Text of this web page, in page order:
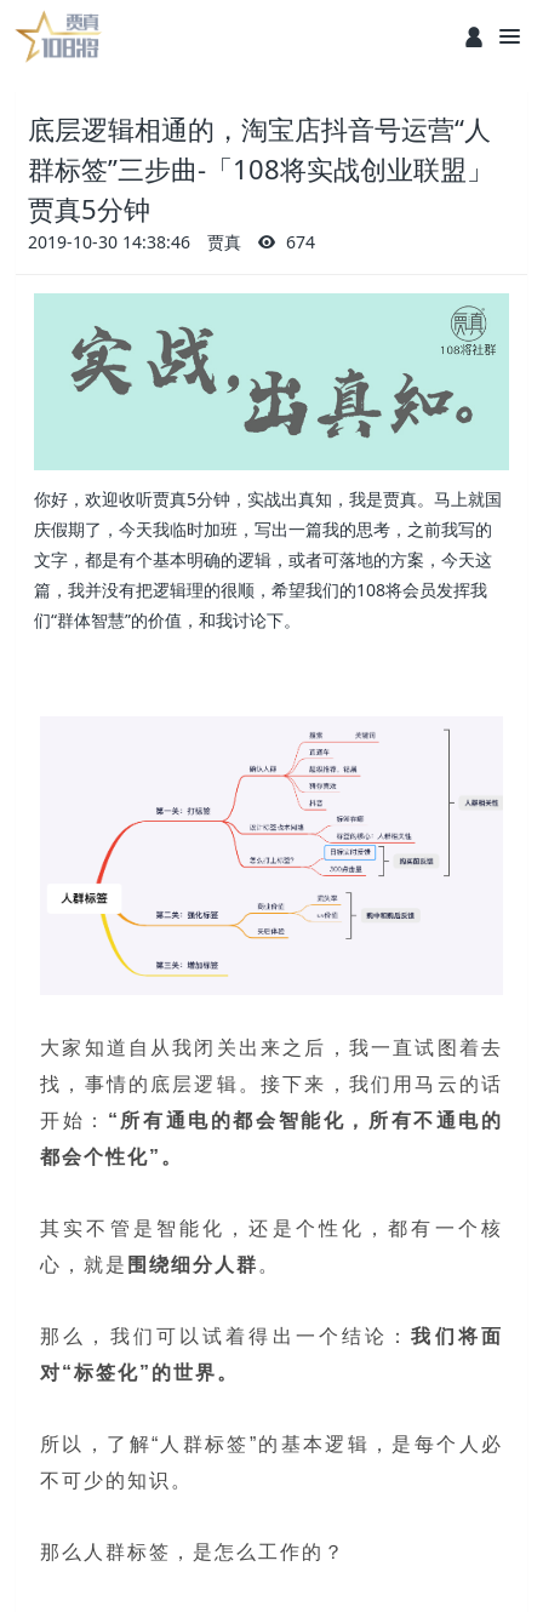
底层逻辑相通的，淘宝店抖音号运营“人
群标签”三步曲-「108将实战创业联盟」
贾真5分钟
2019-10-30 14:38:46 贾真 674
你好，欢迎收听贾真5分钟，实战出真知，我是贾真。马上就国
庆假期了，今天我临时加班，写出一篇我的思考，之前我写的
文字，都是有个基本明确的逻辑，或者可落地的方案，今天这
篇，我并没有把逻辑理的很顺，希望我们的108将会员发挥我
们“群体智慧”的价值，和我讨论下。
大家知道自从我闭关出来之后，我一直试图着去
找，事情的底层逻辑。接下来，我们用马云的话
开始： “所有通电的都会智能化，所有不通电的
都会个性化”。
其实不管是智能化，还是个性化，都有一个核
心，就是 围绕细分人群。
那么，我们可以试着得出一个结论：我们将面
对“标签化”的世界。
所以，了解“人群标签”的基本逻辑，是每个人必
不可少的知识。
那么人群标签，是怎么工作的？